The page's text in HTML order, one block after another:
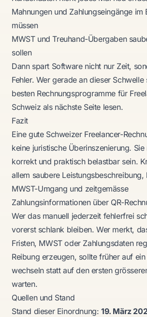
Mahnungen und Zahlungseingänge im
müssen
MWST und Treuhand-Übergaben
sollen
Dann spart Software nicht nur Zeit,
Fehler. Wer gerade an dieser Schwelle
besten Rechnungsprogramme für
Schweiz als nächste Seite lesen.
Fazit
Eine gute Schweizer Freelancer-
keine juristische Überinszenierung. Sie
korrekt und praktisch belastbar sein.
allem saubere
MWST-Umgang und zeitgemässe
Zahlungsinformationen über QR-
Wer das manuell jederzeit fehlerfrei
vorerst schlank bleiben. Wer merkt,
Fristen, MWST oder Zahlungsdaten
Reibung erzeugen, sollte früher auf
wechseln statt auf den ersten
warten.
Quellen und Stand
Stand dieser Einordnung: 19. März